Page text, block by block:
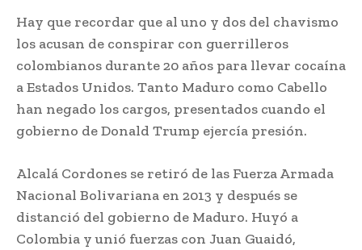
Hay que recordar que al uno y dos del chavismo
los acusan de conspirar con guerrilleros
colombianos durante 20 años para llevar cocaína
a Estados Unidos. Tanto Maduro como Cabello
han negado los cargos, presentados cuando el
gobierno de Donald Trump ejercía presión.
Alcalá Cordones se retiró de las Fuerza Armada
Nacional Bolivariana en 2013 y después se
distanció del gobierno de Maduro. Huyó a
Colombia y unió fuerzas con Juan Guaidó,